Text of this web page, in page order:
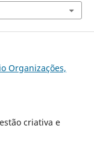
Organizações,
criativa e